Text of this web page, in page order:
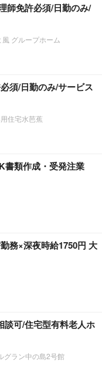
師免許必須/日勤のみ/
グループホーム
須/日勤のみ/サービス
住宅水芭蕉
書類作成・受発注業
務×深夜時給1750円 大
談可/住宅型有料老人ホ
グラン中の島2号館